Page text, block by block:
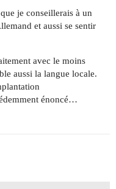
je conseillerais à un
et aussi se sentir
avec le moins
aussi la langue locale.
énoncé…